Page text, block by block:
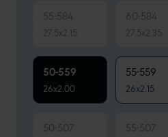
55-584
27.5x2.15
60-584
27.5x2.35
50-559
26x2.00
55-559
26x2.15
50-507 55-507